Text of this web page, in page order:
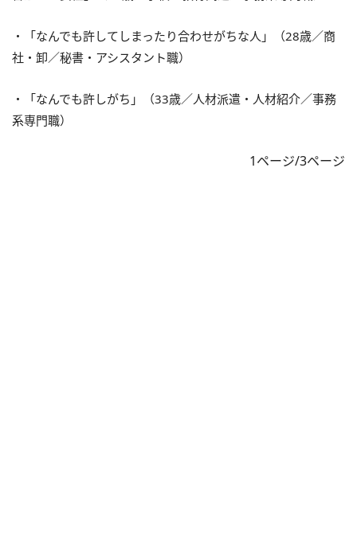
・「なんでも許してしまったり合わせがちな人」（28歳／商
社・卸／秘書・アシスタント職）
・「なんでも許しがち」（33歳／人材派遣・人材紹介／事務
系専門職）
1ページ/3ページ